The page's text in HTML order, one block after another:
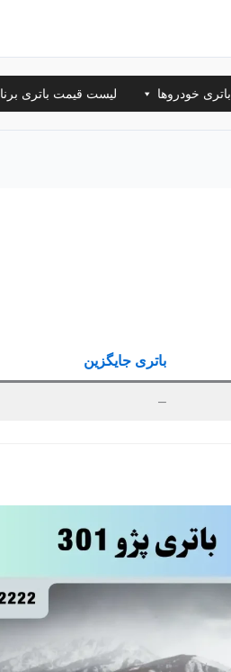
باتری خودروها لیست قیمت باتری برنا
باتری جایگزین
–